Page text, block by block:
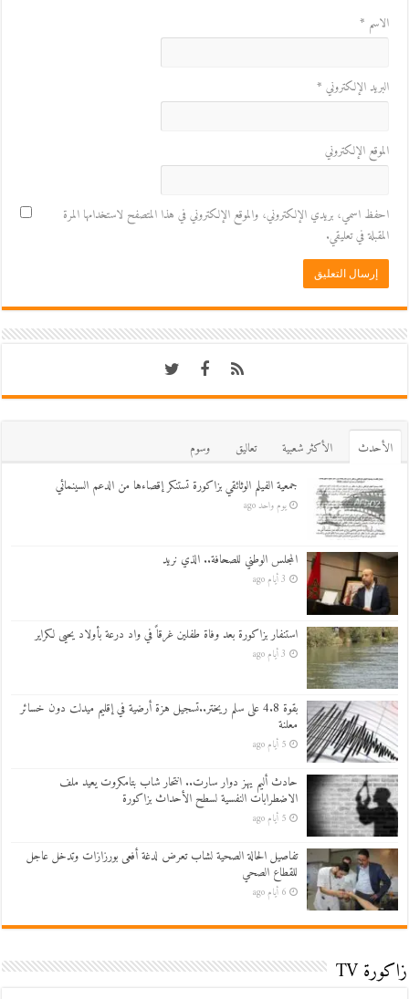
الاسم *
البريد الإلكتروني *
الموقع الإلكتروني
احفظ اسمي، بريدي الإلكتروني، والموقع الإلكتروني في هذا المتصفح لاستخدامها المرة
المقبلة في تعليقي.
اﻷحدث اﻷكثر شعبية تعاليق
وسوم
جمعية الفيلم الوثائقي بزاكورة تستنكر إقصاءها من الدعم السينمائي
يوم واحد ago
المجلس الوطني للصحافة.. الذي نريد
3 أيام ago
استنفار بزاكورة بعد وفاة طفلين غرقاً في واد درعة بأولاد يحيى لكراير
3 أيام ago
بقوة 4.8 على سلم ريختر..تسجيل هزة أرضية في إقليم ميدلت دون خسائر
معلنة
5 أيام ago
حادث أليم يهز دوار سارت.. انتحار شاب بتامكروت يعيد ملف
الاضطرابات النفسية لسطح الأحداث بزاكورة
5 أيام ago
تفاصيل الحالة الصحية لشاب تعرض لدغة أفعى بورزازات وتدخل عاجل
للقطاع الصحي
6 أيام ago
زاكورة TV